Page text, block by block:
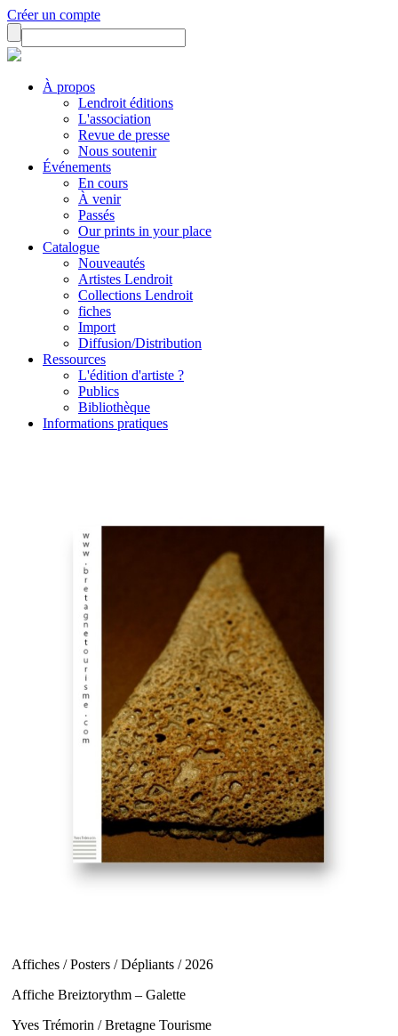
Créer un compte
À propos
Lendroit éditions
L'association
Revue de presse
Nous soutenir
Événements
En cours
À venir
Passés
Our prints in your place
Catalogue
Nouveautés
Artistes Lendroit
Collections Lendroit
fiches
Import
Diffusion/Distribution
Ressources
L'édition d'artiste ?
Publics
Bibliothèque
Informations pratiques
Affiches / Posters / Dépliants / 2026
Affiche Breiztorythm – Galette
Yves Trémorin / Bretagne Tourisme